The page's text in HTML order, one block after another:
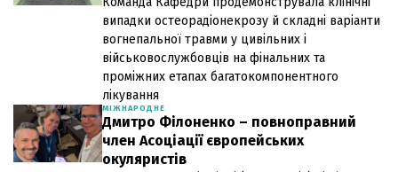
випадки остеорадіонекрозу й складні варіанти
вогнепальної травми у цивільних і
військовослужбовців на фінальних та
проміжних етапах багатокомпонентного
лікування
МІЖНАРОДНЕ
Дмитро Філоненко – повноправний
член Асоціації європейських
окуляристів